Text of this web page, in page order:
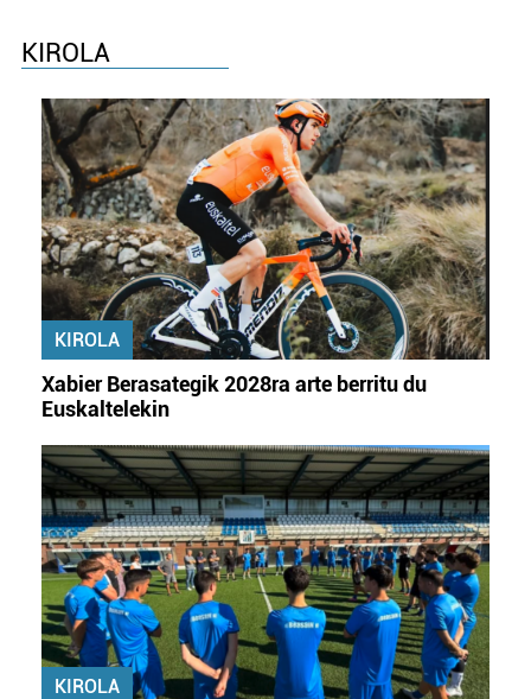
KIROLA
KIROLA
Xabier Berasategik 2028ra arte berritu du
Euskaltelekin
KIROLA